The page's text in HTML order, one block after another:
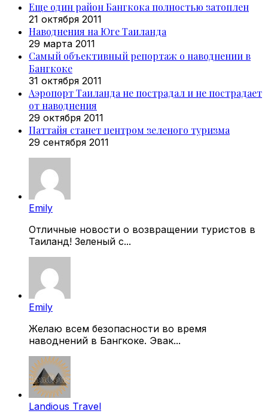
Еще один район Бангкока полностью затоплен
21 октября 2011
Наводнения на Юге Таиланда
29 марта 2011
Самый объективный репортаж о наводнении в
Бангкоке
31 октября 2011
Аэропорт Таиланда не пострадал и не пострадает
от наводнения
29 октября 2011
Паттайя станет центром зеленого туризма
29 сентября 2011
Emily
Отличные новости о возвращении туристов в
Таиланд! Зеленый с...
Emily
Желаю всем безопасности во время
наводнений в Бангкоке. Эвак...
Landious Travel